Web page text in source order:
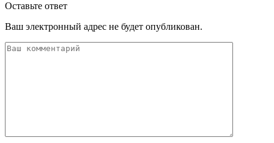
Оставьте ответ
Ваш электронный адрес не будет опубликован.